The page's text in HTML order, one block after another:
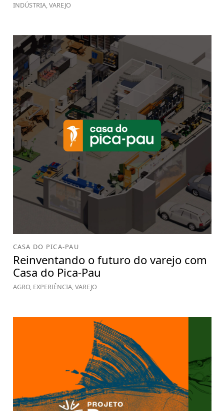
INDÚSTRIA, VAREJO
CASA DO PICA-PAU
Reinventando o futuro do varejo com
Casa do Pica-Pau
AGRO, EXPERIÊNCIA, VAREJO